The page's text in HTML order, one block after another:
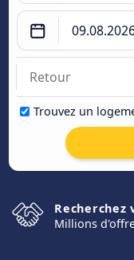
Trouvez un
Millions